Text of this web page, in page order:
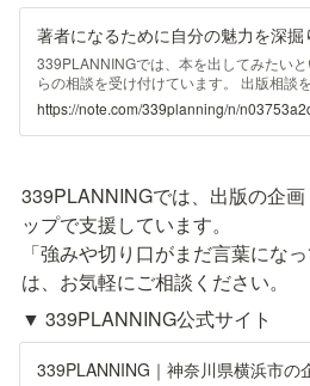
339PLANNINGでは、本を出してみたい
らの相談を受け付けています。 出版相談
「私も本をだせるんでしょうか？」という
人、何かしらの著名な功績がある人、成
いと思います。もちろんこれ自体は間違
けど、自分のキャリアで本を出していい
を伺うことがあります。 自分や事業の強
く
https://note.com/339planning/n/
339PLANNINGでは、出版の企
ップで支援しています。
「強みや切り口がまだ言葉にな
は、お気軽にご相談ください。
▼ 339PLANNING公式サイト